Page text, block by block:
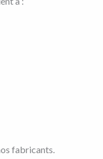
fabricants.